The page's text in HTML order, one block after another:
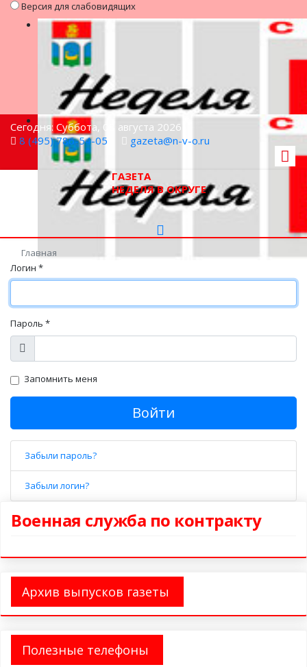
Версия для слабовидящих
Сегодня: Суббота, 08 августа 2026
8 (495) 786-54-05
gazeta@n-v-o.ru
ГАЗЕТА
НЕДЕЛЯ В ОКРУГЕ
Главная
Логин *
Пароль *
Показать
Запомнить меня
Войти
Забыли пароль?
Забыли логин?
Военная служба по контракту
Архив выпусков газеты
Полезные телефоны